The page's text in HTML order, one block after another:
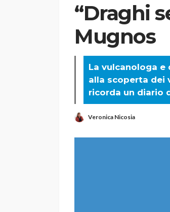
“Draghi
Mugnos
La vulcanologa
alla scoperta dei
ricorda un diario
Veronica Nicosia